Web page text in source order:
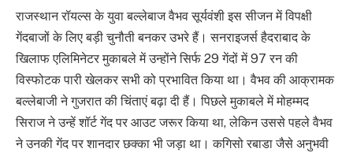
राजस्थान रॉयल्स के युवा बल्लेबाज वैभव सूर्यवंशी इस सीजन में विपक्षी
गेंदबाजों के लिए बड़ी चुनौती बनकर उभरे हैं। सनराइजर्स हैदराबाद के
खिलाफ एलिमिनेटर मुकाबले में उन्होंने सिर्फ 29 गेंदों में 97 रन की
विस्फोटक पारी खेलकर सभी को प्रभावित किया था। वैभव की आक्रामक
बल्लेबाजी ने गुजरात की चिंताएं बढ़ा दी हैं। पिछले मुकाबले में मोहम्मद
सिराज ने उन्हें शॉर्ट गेंद पर आउट जरूर किया था, लेकिन उससे पहले वैभव
ने उनकी गेंद पर शानदार छक्का भी जड़ा था। कगिसो रबाडा जैसे अनुभवी